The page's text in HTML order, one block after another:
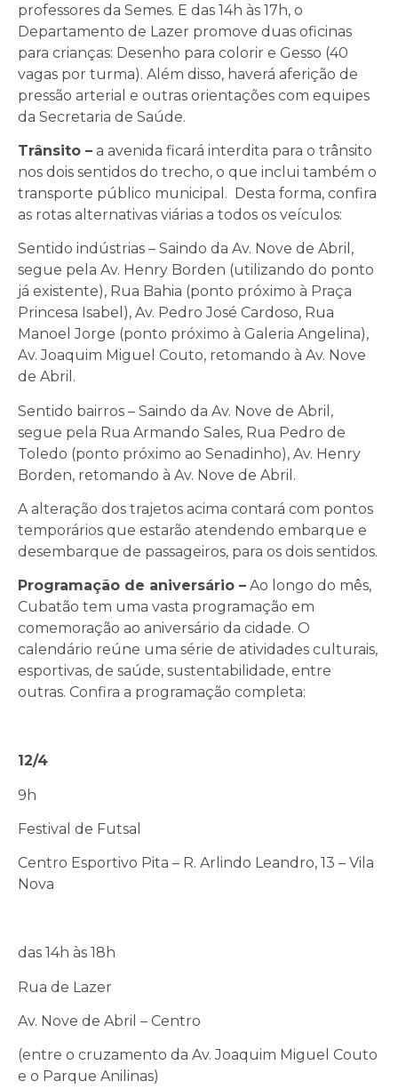
professores da Semes. E das 14h às 17h, o
Departamento de Lazer promove duas oficinas
para crianças: Desenho para colorir e Gesso (40
vagas por turma). Além disso, haverá aferição de
pressão arterial e outras orientações com equipes
da Secretaria de Saúde.
Trânsito – a avenida ficará interdita para o trânsito
nos dois sentidos do trecho, o que inclui também o
transporte público municipal. Desta forma, confira
as rotas alternativas viárias a todos os veículos:
Sentido indústrias – Saindo da Av. Nove de Abril,
segue pela Av. Henry Borden (utilizando do ponto
já existente), Rua Bahia (ponto próximo à Praça
Princesa Isabel), Av. Pedro José Cardoso, Rua
Manoel Jorge (ponto próximo à Galeria Angelina),
Av. Joaquim Miguel Couto, retomando à Av. Nove
de Abril.
Sentido bairros – Saindo da Av. Nove de Abril,
segue pela Rua Armando Sales, Rua Pedro de
Toledo (ponto próximo ao Senadinho), Av. Henry
Borden, retomando à Av. Nove de Abril.
A alteração dos trajetos acima contará com pontos
temporários que estarão atendendo embarque e
desembarque de passageiros, para os dois sentidos.
Programação de aniversário – Ao longo do mês,
Cubatão tem uma vasta programação em
comemoração ao aniversário da cidade. O
calendário reúne uma série de atividades culturais,
esportivas, de saúde, sustentabilidade, entre
outras. Confira a programação completa:
12/4
9h
Festival de Futsal
Centro Esportivo Pita – R. Arlindo Leandro, 13 – Vila
Nova
das 14h às 18h
Rua de Lazer
Av. Nove de Abril – Centro
(entre o cruzamento da Av. Joaquim Miguel Couto
e o Parque Anilinas)